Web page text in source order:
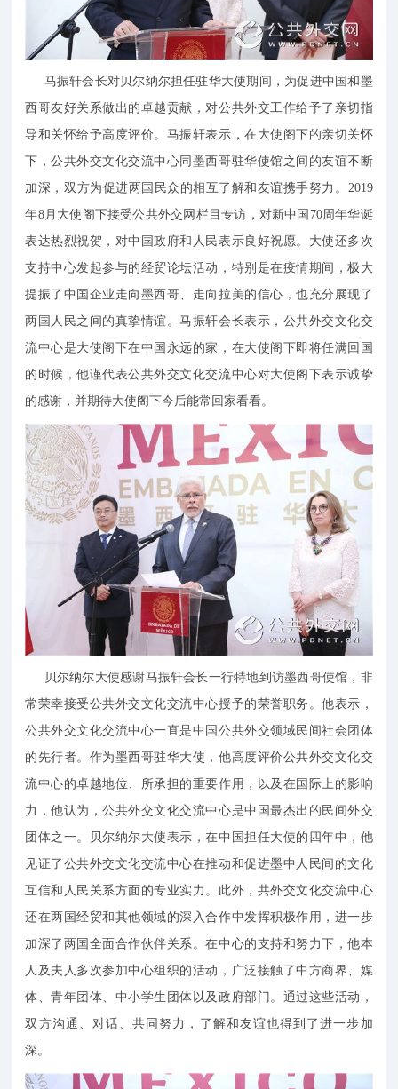
马振轩会长对贝尔纳尔担任驻华大使期间，为促进中国和墨
西哥友好关系做出的卓越贡献，对公共外交工作给予了亲切指
导和关怀给予高度评价。马振轩表示，在大使阁下的亲切关怀
下，公共外交文化交流中心同墨西哥驻华使馆之间的友谊不断
加深，双方为促进两国民众的相互了解和友谊携手努力。2019
年8月大使阁下接受公共外交网栏目专访，对新中国70周年华诞
表达热烈祝贺，对中国政府和人民表示良好祝愿。大使还多次
支持中心发起参与的经贸论坛活动，特别是在疫情期间，极大
提振了中国企业走向墨西哥、走向拉美的信心，也充分展现了
两国人民之间的真挚情谊。马振轩会长表示，公共外交文化交
流中心是大使阁下在中国永远的家，在大使阁下即将任满回国
的时候，他谨代表公共外交文化交流中心对大使阁下表示诚挚
的感谢，并期待大使阁下今后能常回家看看。
贝尔纳尔大使感谢马振轩会长一行特地到访墨西哥使馆，非
常荣幸接受公共外交文化交流中心授予的荣誉职务。他表示，
公共外交文化交流中心一直是中国公共外交领域民间社会团体
的先行者。作为墨西哥驻华大使，他高度评价公共外交文化交
流中心的卓越地位、所承担的重要作用，以及在国际上的影响
力，他认为，公共外交文化交流中心是中国最杰出的民间外交
团体之一。贝尔纳尔大使表示，在中国担任大使的四年中，他
见证了公共外交文化交流中心在推动和促进墨中人民间的文化
互信和人民关系方面的专业实力。此外，共外交文化交流中心
还在两国经贸和其他领域的深入合作中发挥积极作用，进一步
加深了两国全面合作伙伴关系。在中心的支持和努力下，他本
人及夫人多次参加中心组织的活动，广泛接触了中方商界、媒
体、青年团体、中小学生团体以及政府部门。通过这些活动，
双方沟通、对话、共同努力，了解和友谊也得到了进一步加
深。